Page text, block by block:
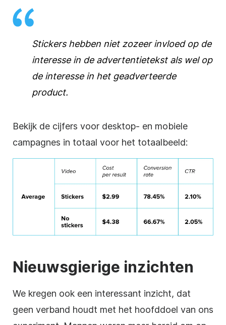
Stickers hebben niet zozeer invloed op de
interesse in de advertentietekst als wel op
de interesse in het geadverteerde
product.
Bekijk de cijfers voor desktop- en mobiele
campagnes in totaal voor het totaalbeeld:
Nieuwsgierige inzichten
We kregen ook een interessant inzicht, dat
geen verband houdt met het hoofddoel van ons